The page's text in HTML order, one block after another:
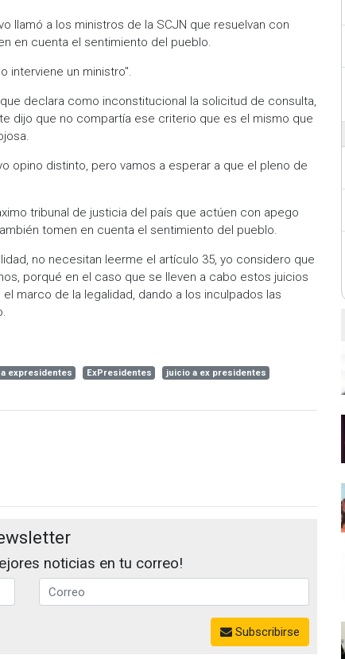
llamó a los ministros de la SCJN que resuelvan con
en cuenta el sentimiento del pueblo.
interviene un ministro".
declara como inconstitucional la solicitud de consulta,
dijo que no compartía ese criterio que es el mismo que
opino distinto, pero vamos a esperar a que el pleno de
tribunal de justicia del país que actúen con apego
tomen en cuenta el sentimiento del pueblo.
no necesitan leerme el artículo 35, yo considero que
porqué en el caso que se lleven a cabo estos juicios
marco de la legalidad, dando a los inculpados las
expresidentes ExPresidentes juicio a ex presidentes
noticias en tu correo!
Subscribirse